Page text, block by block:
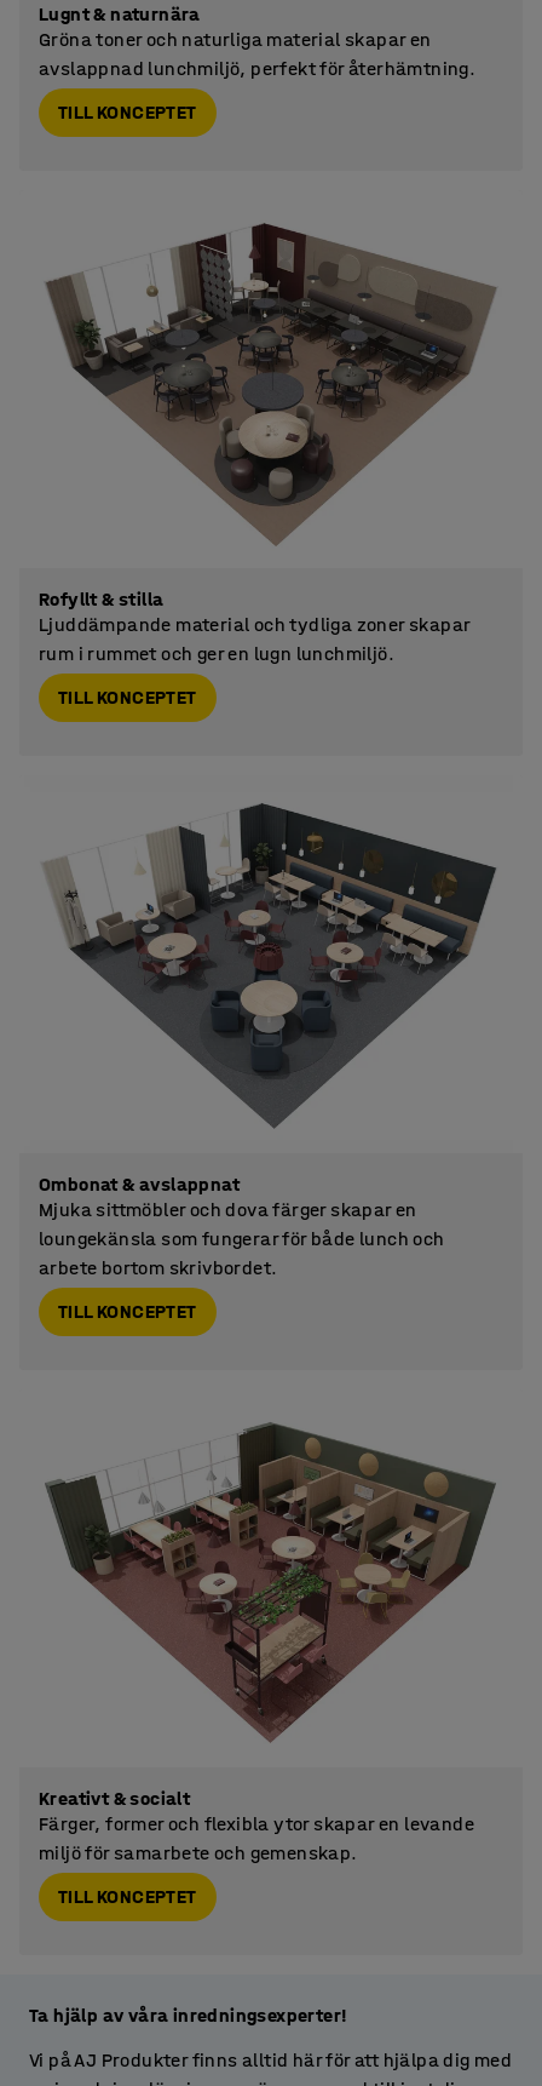
Lugnt & naturnära
Gröna toner och naturliga material skapar en
avslappnad lunchmiljö, perfekt för återhämtning.
TILL KONCEPTET
Rofyllt & stilla
Ljuddämpande material och tydliga zoner skapar
rum i rummet och ger en lugn lunchmiljö.
TILL KONCEPTET
Ombonat & avslappnat
Mjuka sittmöbler och dova färger skapar en
loungekänsla som fungerar för både lunch och
arbete bortom skrivbordet.
TILL KONCEPTET
Kreativt & socialt
Färger, former och flexibla ytor skapar en levande
miljö för samarbete och gemenskap.
TILL KONCEPTET
Ta hjälp av våra inredningsexperter!
Vi på AJ Produkter finns alltid här för att hjälpa dig med